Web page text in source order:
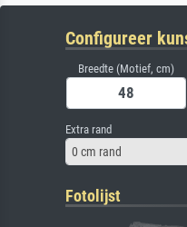
Configureer
Breedte (Motief, cm)
Extra rand
0 cm rand
Fotolijst